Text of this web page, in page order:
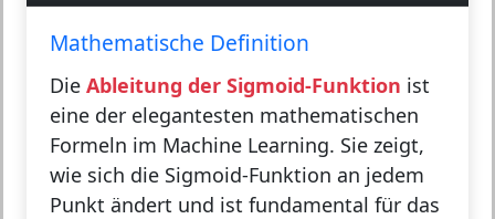
Mathematische Definition
Die Ableitung der Sigmoid-Funktion ist
eine der elegantesten mathematischen
Formeln im Machine Learning. Sie zeigt,
wie sich die Sigmoid-Funktion an jedem
Punkt ändert und ist fundamental für das